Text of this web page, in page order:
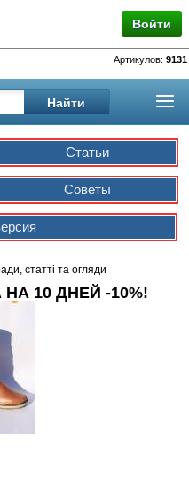
Войти
Артикулов: 9131
Статьи
Советы
статті та огляди
10 ДНЕЙ -10%!